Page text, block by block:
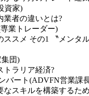
資家)
業者の違いとは?
業トレーダー)
ススメ その1 〝メンタ
集団)
トラリア経済?
バート(ADVFN営業課
なスキルを構築するた